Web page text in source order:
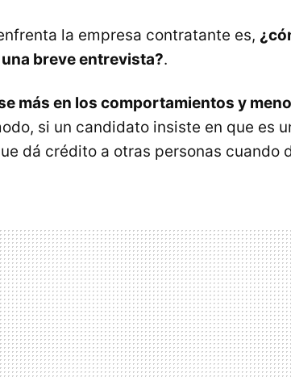
la empresa contratante es,
breve entrevista?.
más en los comportamientos y
si un candidato insiste en que es
dá crédito a otras personas cuando